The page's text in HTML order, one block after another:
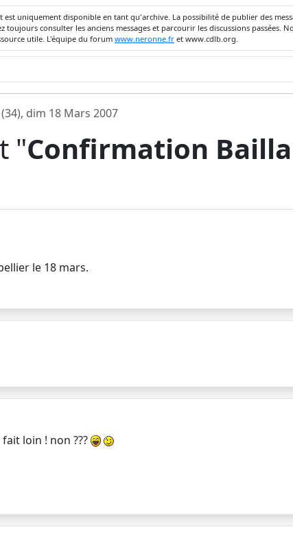
est uniquement disponible en tant qu'archive. La possibilité de publier des
consulter les anciens messages et parcourir les discussions passées.
utile. L'équipe du forum www.neronne.fr et www.cdlb.org.
dim 18 Mars 2007
"Confirmation
le 18 mars.
loin ! non ???